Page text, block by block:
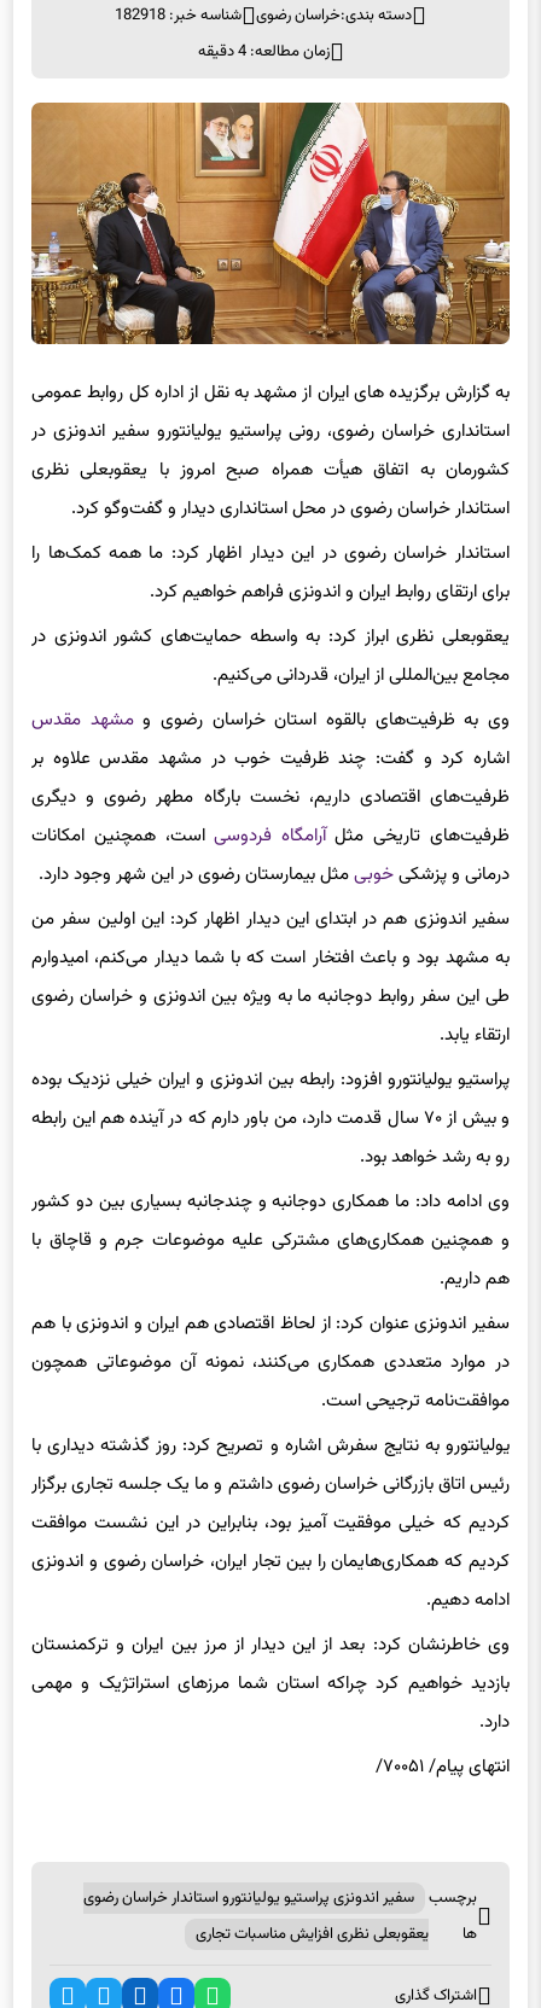
زمان مطالعه: 4 دقیقه
استانداری خراسان رضوی، رونی پراستیو یولیانتورو سفیر اندونزی در
کشورمان به‌ اتفاق هیأت همراه صبح امروز با یعقوبعلی نظری
استاندار خراسان رضوی در محل استانداری دیدار و گفت‌وگو کرد.
استاندار خراسان رضوی در این دیدار اظهار کرد: ما همه کمک‌ها را
برای ارتقای روابط ایران و اندونزی فراهم خواهیم کرد.
یعقوبعلی نظری ابراز کرد: به واسطه حمایت‌های کشور اندونزی در
مجامع بین‌المللی از ایران، قدردانی می‌کنیم.
وی به ظرفیت‌های بالقوه استان خراسان رضوی و
اشاره کرد و گفت: چند ظرفیت خوب در مشهد مقدس علاوه بر
ظرفیت‌های اقتصادی داریم، نخست بارگاه مطهر رضوی و دیگری
ظرفیت‌های تاریخی مثلآرامگاه فردوسیاست، همچنین امکانات
درمانی و پزشکیخوبیمثل بیمارستان رضوی در این شهر وجود دارد.
سفیر اندونزی هم در ابتدای این دیدار اظهار کرد: این اولین سفر من
به مشهد بود و باعث افتخار است که با شما دیدار می‌کنم، امیدوارم
طی این سفر روابط دوجانبه ما به ویژه بین اندونزی و خراسان رضوی
ارتقاء یابد.
پراستیو یولیانتورو افزود: رابطه بین اندونزی و ایران خیلی نزدیک بوده
و بیش از ۷۰ سال قدمت دارد، من باور دارم که در آینده هم این رابطه
رو به رشد خواهد بود.
وی ادامه داد: ما همکاری دوجانبه و چندجانبه بسیاری بین دو کشور
و همچنین همکاری‌های مشترکی علیه موضوعات جرم و قاچاق با
هم داریم.
سفیر اندونزی عنوان کرد: از لحاظ اقتصادی هم ایران و اندونزی با هم
در موارد متعددی همکاری می‌کنند، نمونه آن موضوعاتی همچون
موافقت‌نامه ترجیحی است.
یولیانتورو به نتایج سفرش اشاره و تصریح کرد: روز گذشته دیداری با
رئیس اتاق بازرگانی خراسان رضوی داشتم و ما یک جلسه تجاری برگزار
کردیم که خیلی موفقیت آمیز بود، بنابراین در این نشست موافقت
کردیم که همکاری‌هایمان را بین تجار ایران، خراسان رضوی و اندونزی
ادامه دهیم.
وی خاطرنشان کرد: بعد از این دیدار از مرز بین ایران و ترکمنستان
بازدید خواهیم کرد چراکه استان شما مرزهای استراتژیک و مهمی
دارد.
انتهای پیام/ ۷۰۰۵۱/
ها
یعقوبعلی نظری افزایش مناسبات تجاری